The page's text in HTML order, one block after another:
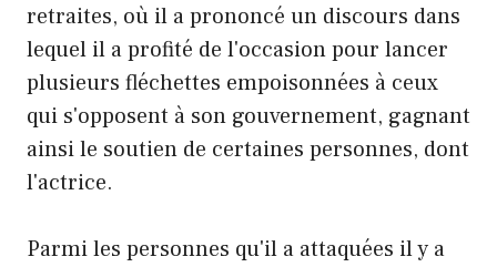
retraites, où il a prononcé un discours dans
lequel il a profité de l'occasion pour lancer
plusieurs fléchettes empoisonnées à ceux
qui s'opposent à son gouvernement, gagnant
ainsi le soutien de certaines personnes, dont
l'actrice.
Parmi les personnes qu'il a attaquées il y a